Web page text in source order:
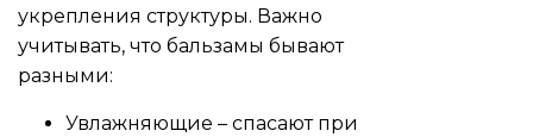
укрепления структуры. Важно
учитывать, что бальзамы бывают
разными:
Увлажняющие – спасают при